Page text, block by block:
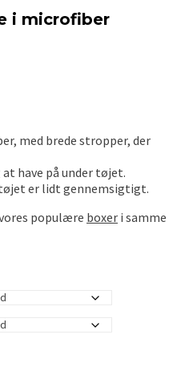
i microfiber
med brede stropper, der
have på under tøjet.
er lidt gennemsigtigt.
populære boxer i samme